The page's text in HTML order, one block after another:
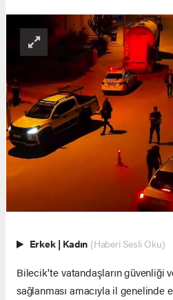
Erkek | Kadın (Haberi Sesli Oku)
Bilecik'te vatandaşların güvenliği
sağlanması amacıyla il genelinde